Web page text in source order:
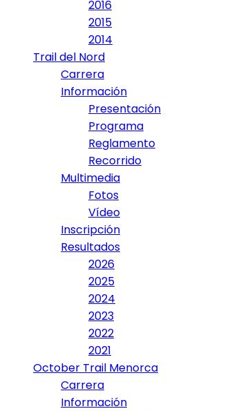
2016
2015
2014
Trail del Nord
Carrera
Información
Presentación
Programa
Reglamento
Recorrido
Multimedia
Fotos
Vídeo
Inscripción
Resultados
2026
2025
2024
2023
2022
2021
October Trail Menorca
Carrera
Información